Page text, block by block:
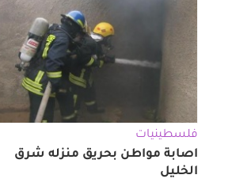
فلسطينيات
اصابة مواطن بحريق منزله شرق
الخليل